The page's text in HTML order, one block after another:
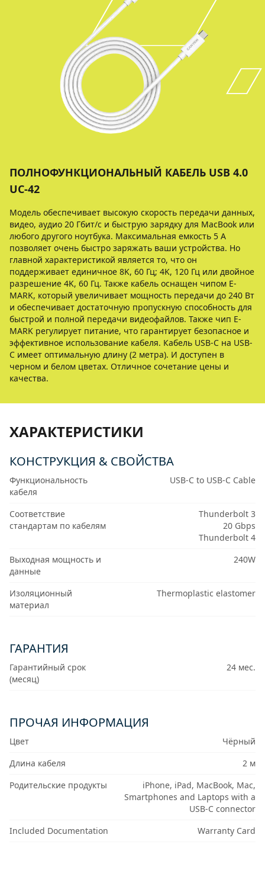
ПОЛНОФУНКЦИОНАЛЬНЫЙ КАБЕЛЬ USB 4.0
UC-42
Модель обеспечивает высокую скорость передачи данных,
видео, аудио 20 Гбит/с и быструю зарядку для MacBook или
любого другого ноутбука. Максимальная емкость 5 А
позволяет очень быстро заряжать ваши устройства. Но
главной характеристикой является то, что он
поддерживает единичное 8K, 60 Гц; 4K, 120 Гц или двойное
разрешение 4K, 60 Гц. Также кабель оснащен чипом E-
MARK, который увеличивает мощность передачи до 240 Вт
и обеспечивает достаточную пропускную способность для
быстрой и полной передачи видеофайлов. Также чип E-
MARK регулирует питание, что гарантирует безопасное и
эффективное использование кабеля. Кабель USB-C на USB-
C имеет оптимальную длину (2 метра). И доступен в
черном и белом цветах. Отличное сочетание цены и
качества.
ХАРАКТЕРИСТИКИ
КОНСТРУКЦИЯ & СВОЙСТВА
Функциональность
кабеля
USB-C to USB-C Cable
Соответствие
стандартам по кабелям
Thunderbolt 3
20 Gbps
Thunderbolt 4
Выходная мощность и
данные
240W
Изоляционный
материал
Thermoplastic elastomer
ГАРАНТИЯ
Гарантийный срок
(месяц)
24 мес.
ПРОЧАЯ ИНФОРМАЦИЯ
Цвет
Чёрный
Длина кабеля
2 м
Родительские продукты
iPhone, iPad, MacBook, Mac,
Smartphones and Laptops with a
USB-C connector
Included Documentation
Warranty Card